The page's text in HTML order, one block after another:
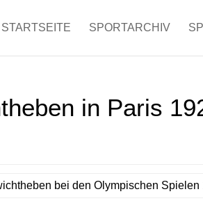
STARTSEITE SPORTARCHIV
in Paris
bei den Olympischen Spielen